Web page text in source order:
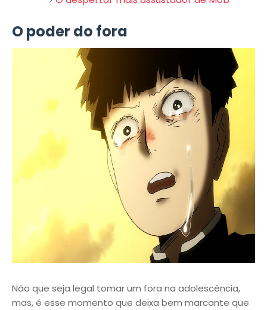
O poder do fora
Não que seja legal tomar um fora na adolescência,
mas, é esse momento que deixa bem marcante que